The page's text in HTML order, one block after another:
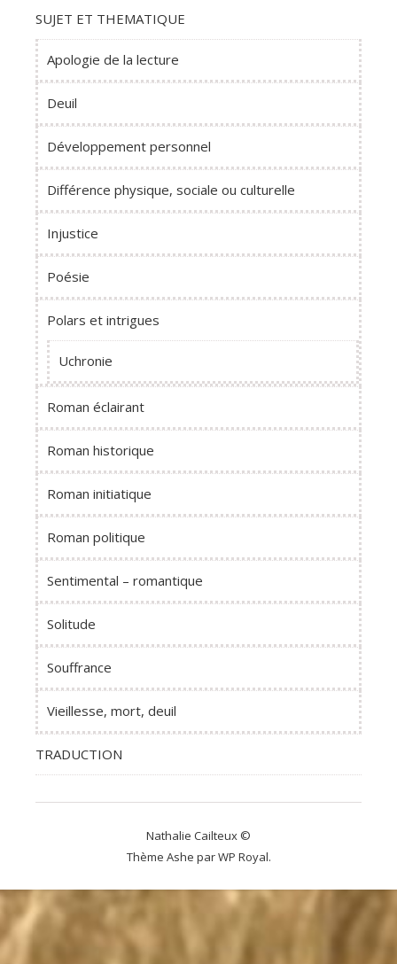
SUJET ET THEMATIQUE
Apologie de la lecture
Deuil
Développement personnel
Différence physique, sociale ou culturelle
Injustice
Poésie
Polars et intrigues
Uchronie
Roman éclairant
Roman historique
Roman initiatique
Roman politique
Sentimental – romantique
Solitude
Souffrance
Vieillesse, mort, deuil
TRADUCTION
Nathalie Cailteux ©
Thème Ashe parWP Royal.